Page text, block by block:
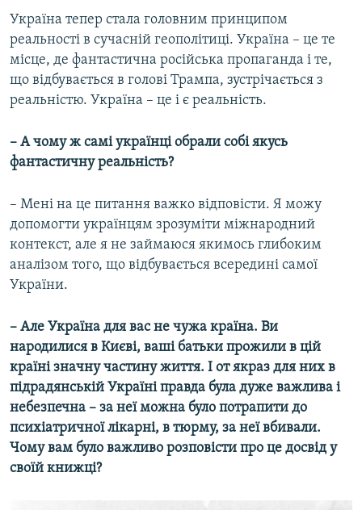
Україна тепер стала головним принципом
реальності в сучасній геополітиці. Україна – це те
місце, де фантастична російська пропаганда і те,
що відбувається в голові Трампа, зустрічається з
реальністю. Україна – це і є реальність.
– А чому ж самі українці обрали собі якусь
фантастичну реальність?
– Мені на це питання важко відповісти. Я можу
допомогти українцям зрозуміти міжнародний
контекст, але я не займаюся якимось глибоким
аналізом того, що відбувається всередині самої
України.
– Але Україна для вас не чужа країна. Ви
народилися в Києві, ваші батьки прожили в цій
країні значну частину життя. І от якраз для них в
підрадянській Україні правда була дуже важлива і
небезпечна – за неї можна було потрапити до
психіатричної лікарні, в тюрму, за неї вбивали.
Чому вам було важливо розповісти про це досвід у
своїй книжці?